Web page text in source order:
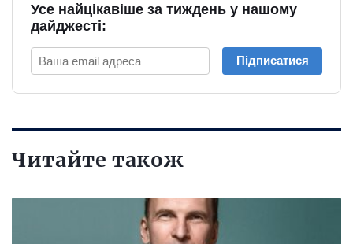
Усе найцікавіше за тиждень у нашому
дайджесті:
Підписатися
Читайте також